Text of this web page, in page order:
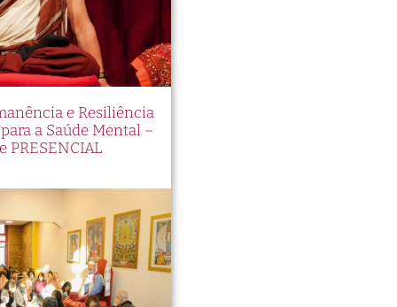
e Resiliência
a Saúde Mental –
PRESENCIAL